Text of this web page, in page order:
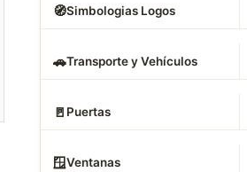
🧭Simbologias Logos
🚗Transporte y Vehículos
🚪 Puertas
🪟Ventanas